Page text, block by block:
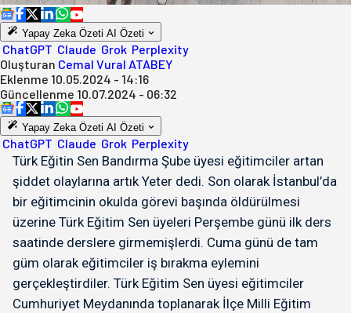
Yapay Zeka Özeti AI Özeti
ChatGPT Claude Grok Perplexity
Oluşturan Cemal Vural ATABEY
Eklenme 10.05.2024 - 14:16
Güncellenme 10.07.2024 - 06:32
Yapay Zeka Özeti AI Özeti
ChatGPT Claude Grok Perplexity
Türk Eğitin Sen Bandırma Şube üyesi eğitimciler artan
şiddet olaylarına artık Yeter dedi. Son olarak İstanbul’da
bir eğitimcinin okulda görevi başında öldürülmesi
üzerine Türk Eğitim Sen üyeleri Perşembe günü ilk ders
saatinde derslere girmemişlerdi. Cuma günü de tam
güm olarak eğitimciler iş bırakma eylemini
gerçekleştirdiler. Türk Eğitim Sen üyesi eğitimciler
Cumhuriyet Meydanında toplanarak İlçe Milli Eğitim